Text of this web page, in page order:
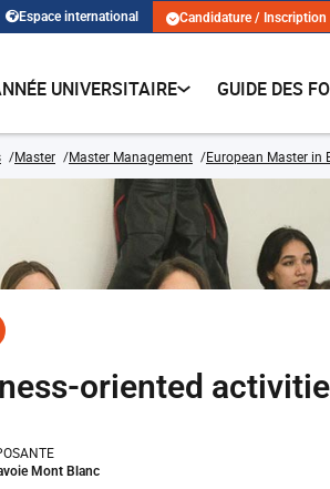
Espace international Candidature / Inscription
UNIVERSITAIRE GUIDE DES
Master Master Management European Master in
oriented
Mont Blanc